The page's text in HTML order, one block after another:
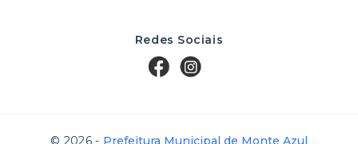
Redes Sociais
© 2026 - Prefeitura Municipal de Monte Azul